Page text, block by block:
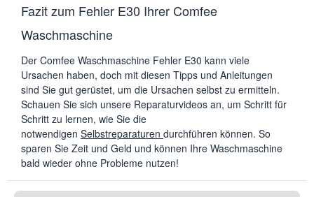
Fazit zum Fehler E30 Ihrer Comfee
Waschmaschine
Der Comfee Waschmaschine Fehler E30 kann viele
Ursachen haben, doch mit diesen Tipps und Anleitungen
sind Sie gut gerüstet, um die Ursachen selbst zu ermitteln.
Schauen Sie sich unsere Reparaturvideos an, um Schritt für
Schritt zu lernen, wie Sie die
notwendigen Selbstreparaturen durchführen können. So
sparen Sie Zeit und Geld und können Ihre Waschmaschine
bald wieder ohne Probleme nutzen!